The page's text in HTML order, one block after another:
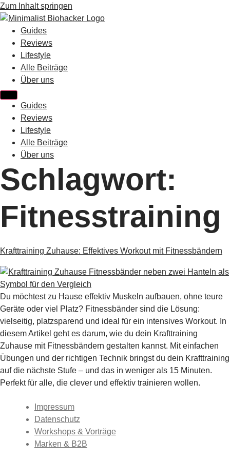
Zum Inhalt springen
Guides
Reviews
Lifestyle
Alle Beiträge
Über uns
Guides
Reviews
Lifestyle
Alle Beiträge
Über uns
Schlagwort:
Fitnesstraining
Krafttraining Zuhause: Effektives Workout mit Fitnessbändern
Du möchtest zu Hause effektiv Muskeln aufbauen, ohne teure
Geräte oder viel Platz? Fitnessbänder sind die Lösung:
vielseitig, platzsparend und ideal für ein intensives Workout. In
diesem Artikel geht es darum, wie du dein Krafttraining
Zuhause mit Fitnessbändern gestalten kannst. Mit einfachen
Übungen und der richtigen Technik bringst du dein Krafttraining
auf die nächste Stufe – und das in weniger als 15 Minuten.
Perfekt für alle, die clever und effektiv trainieren wollen.
Impressum
Datenschutz
Workshops & Vorträge
Marken & B2B